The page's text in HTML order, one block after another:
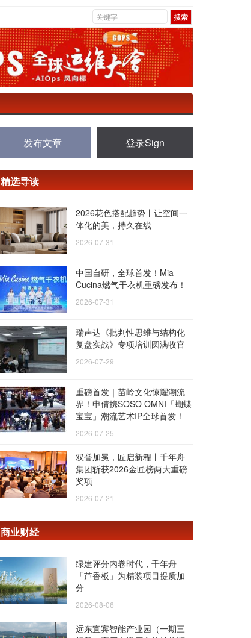
发布文章 登录Sign
精选导读
2026花色搭配趋势丨让空间一
体化的美，持久在线
2026-07-31
中国自研，全球首发！Mia
Cucina燃气干衣机重磅发布！
2026-07-31
瑞声达《批判性思维与结构化
复盘实战》专项培训圆满收官
2026-07-29
重磅首发｜苗岭文化惊耀潮流
界！申倩携SOSO OMNI「蝴蝶
宝宝」潮流艺术IP全球首发！
2026-07-25
双誉加冕，匠启新程丨千年舟
集团斩获2026金匠榜两大重磅
奖项
2026-07-21
商业财经
绿建评分内卷时代，千年舟
「芦香板」为精装项目提质加
分
2026-08-06
远东宜宾智能产业园（一期三